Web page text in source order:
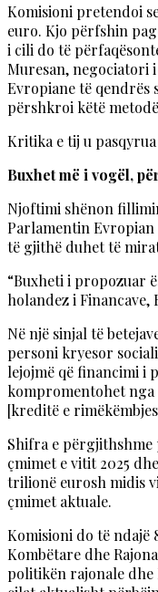
Komisioni pretendoi
euro. Kjo përfshin
i cili do të
Muresan, negociatori
Evropiane të qendrës
përshkroi këtë
Kritika e tij u
Buxhet më i vogël,
Njoftimi shënon
Parlamentin
të gjithë duhet të
“Buxheti i propozuar
holandez i Financave,
Në një sinjal të
personi kryesor
lejojmë që financimi i
kompromentohet nga
[kreditë e
Shifra e përgjithshme
çmimet e vitit 2025
trilionë eurosh midis
çmimet aktuale.
Komisioni do të ndajë
Kombëtare dhe
politikën rajonale dhe